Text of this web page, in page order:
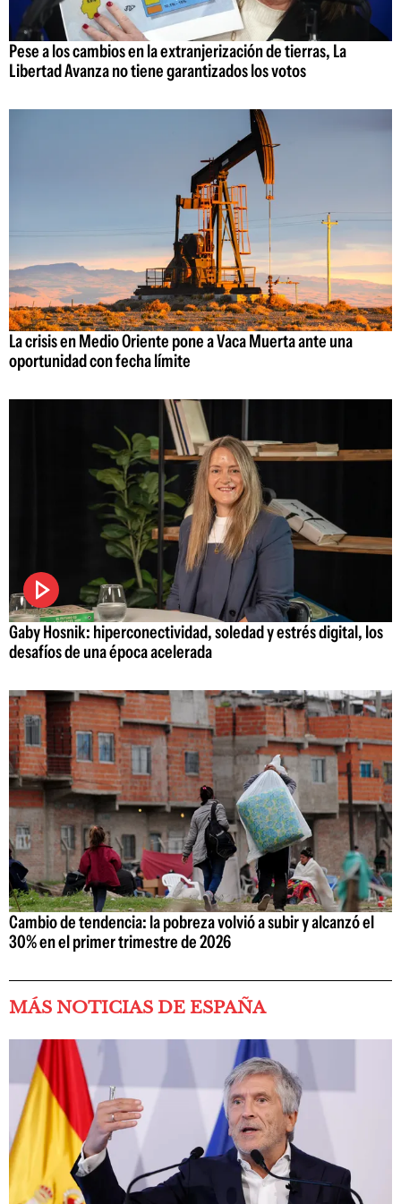
Pese a los cambios en la extranjerización de tierras, La
Libertad Avanza no tiene garantizados los votos
La crisis en Medio Oriente pone a Vaca Muerta ante una
oportunidad con fecha límite
Gaby Hosnik: hiperconectividad, soledad y estrés digital, los
desafíos de una época acelerada
Cambio de tendencia: la pobreza volvió a subir y alcanzó el
30% en el primer trimestre de 2026
MÁS NOTICIAS DE ESPAÑA